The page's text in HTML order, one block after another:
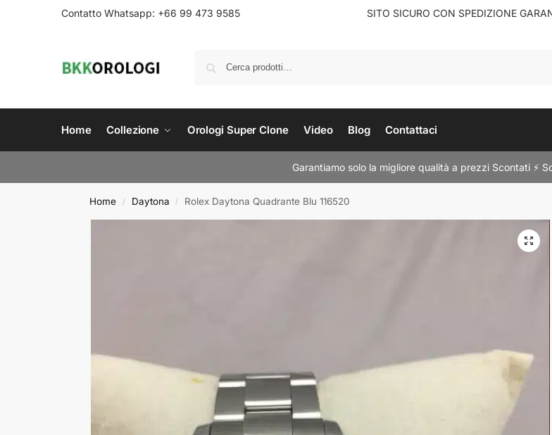
Contatto Whatsapp: +66 99 473 9585 SITO SICURO CON SPEDIZIONE
Home Collezione Orologi Super Clone Video Blog Contattaci
Garantiamo solo la migliore qualità a prezzi Scontati ⚡
Home / Daytona / Rolex Daytona Quadrante Blu 116520